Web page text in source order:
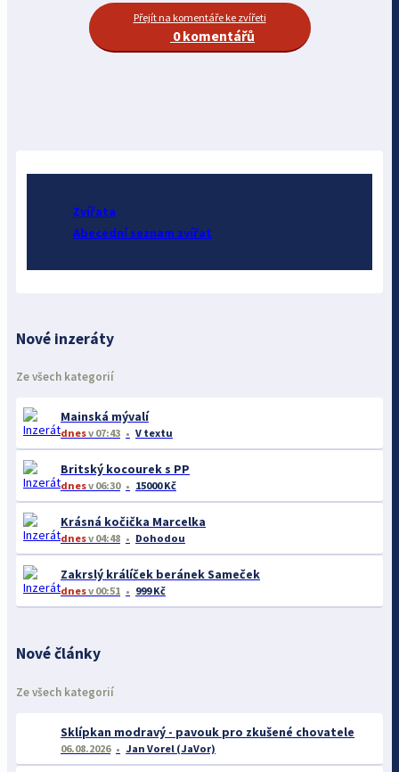
Přejít na komentáře ke zvířeti
0 komentářů
Zvířata
Abecední seznam zvířat
Nové inzeráty
Ze všech kategorií
Mainská mývalí
dnesv 07:43 V textu
Britský kocourek s PP
dnesv 06:30 15000 Kč
Krásná kočička Marcelka
dnesv 04:48 Dohodou
Zakrslý králíček beránek Sameček
dnesv 00:51 999 Kč
Nové články
Ze všech kategorií
Sklípkan modravý - pavouk pro zkušené chovatele
06.08.2026 Jan Vorel (JaVor)